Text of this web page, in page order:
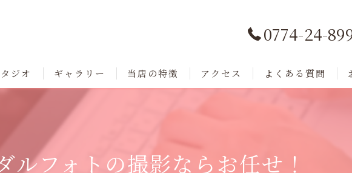
0774-24-
ジオ ギャラリー 当店の特徴 アクセス よくある質問
ルフォトの撮影ならお任せ！